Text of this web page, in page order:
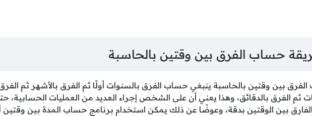
حساب الفرق بين وقتين بالحاسبة
بين وقتين بالحاسبة ينبغي حساب الفرق بالسنوات أولًا ثم الفرق بالأشهر ثم الفرق
ثم الفرق بالدقائق، وهذا يعني أن على الشخص إجراء العديد من العمليات الحسابية،
بين الوقتين بدقة، وعوضًا عن ذلك يمكن استخدام برنامج حساب المدة بين وقتين